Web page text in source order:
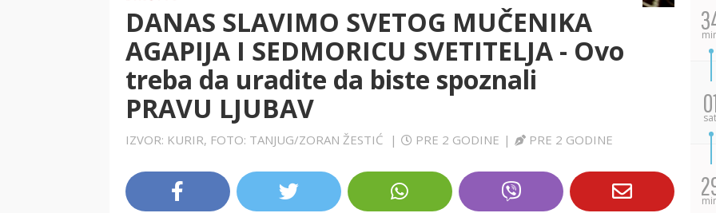
DANAS SLAVIMO SVETOG MUČENIKA
AGAPIJA I SEDMORICU SVETITELJA - Ovo
treba da uradite da biste spoznali
PRAVU LJUBAV
IZVOR: KURIR, FOTO: TANJUG/ZORAN ŽESTIĆ | PRE 2 GODINE | PRE 2 GODINE
sat